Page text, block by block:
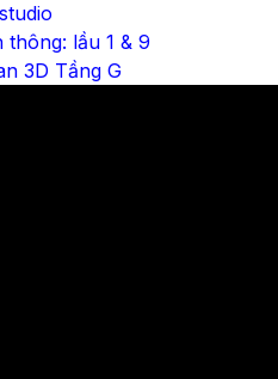
lầu 1 & 9
3D Tầng G